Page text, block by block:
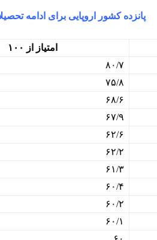
پانزده کشور اروپایی برای ادامه
امتیاز از ۱۰۰
۸۰/۷
۷۵/۸
۶۸/۶
۶۷/۹
۶۲/۶
۶۲/۲
۶۱/۳
۶۰/۴
۶۰/۲
۶۰/۱